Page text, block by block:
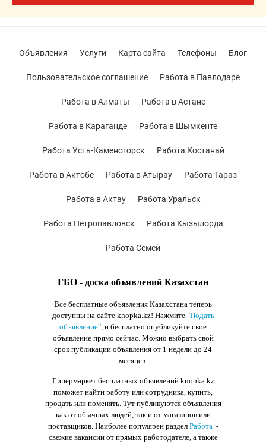
ГБО - доска объявлений Казахстан
Все бесплатные объявления Казахстана теперь
доступны на сайте knopka.kz! Нажмите "Подать
объявление", и бесплатно опубликуйте свое
объявление прямо сейчас. Можно выбрать свой
срок публикации объявления от 1 недели до 24
месяцев.
Гипермаркет бесплатных объявлений knopka.kz
поможет найти работу или сотрудника, купить,
продать или поменять. Тут публикуются объявления
как от обычных людей, так и от магазинов или
поставщиков. Наиболее популярен раздел Работа-
свежие вакансии от прямых работодателе, а также
Объявления Услуги Карта сайта Телефоны Блог
Пользовательское соглашение Работа в Павлодаре
Работа в Алматы Работа в Астане
Работа в Караганде Работа в Шымкенте
Работа Усть-Каменогорск Работа Костанай
Работа в Актобе Работа в Атырау Работа Тараз
Работа в Актау Работа Уральск
Работа Петропавловск Работа Кызылорда
Работа Семей